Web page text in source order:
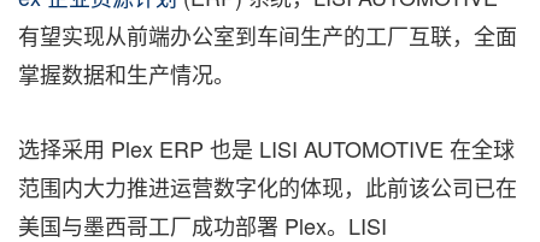
有望实现从前端办公室到车间生产的工厂互联，全面
掌握数据和生产情况。
选择采用 Plex ERP 也是 LISI AUTOMOTIVE 在全球
范围内大力推进运营数字化的体现，此前该公司已在
美国与墨西哥工厂成功部署 Plex。LISI